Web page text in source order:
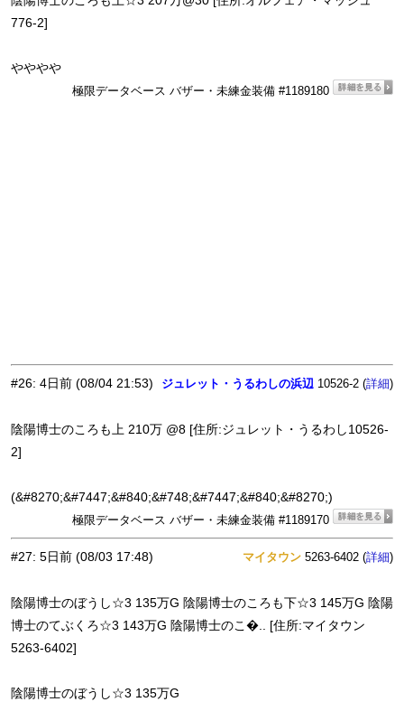
776-2]
やややや
極限データベース バザー・未練金装備 #1189180
#26: 4日前 (08/04 21:53) ジュレット・うるわしの浜辺 10526-2 (詳細)
陰陽博士のころも上 210万 @8 [住所:ジュレット・うるわし10526-
2]
(&#8270;&#7447;&#840;&#748;&#7447;&#840;&#8270;)
極限データベース バザー・未練金装備 #1189170
#27: 5日前 (08/03 17:48) マイタウン 5263-6402 (詳細)
陰陽博士のぼうし☆3 135万G 陰陽博士のころも下☆3 145万G 陰陽
博士のてぶくろ☆3 143万G 陰陽博士のこ�.. [住所:マイタウン
5263-6402]
陰陽博士のぼうし☆3 135万G